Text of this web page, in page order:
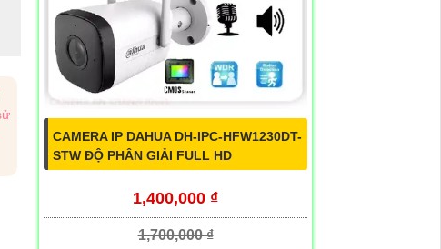
CAMERA IP DAHUA DH-IPC-HFW1230DT-
STW ĐỘ PHÂN GIẢI FULL HD
1,400,000 ₫
1,700,000 ₫